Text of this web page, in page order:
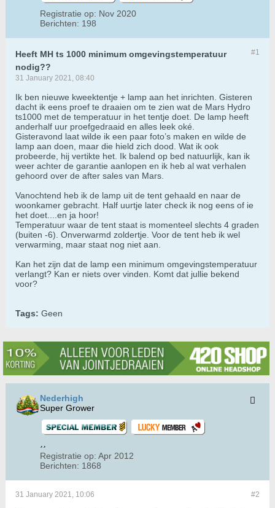
Registratie op: Nov 2020
Berichten: 198
#1
Heeft MH ts 1000 minimum omgevingstemperatuur
nodig??
31 January 2021, 08:40
Ik ben nieuwe kweektentje + lamp aan het inrichten. Gisteren
dacht ik eens proef te draaien om te zien wat de Mars Hydro
ts1000 met de temperatuur in het tentje doet. De lamp heeft
anderhalf uur proefgedraaid en alles leek oké.
Gisteravond laat wilde ik een paar foto’s maken en wilde de
lamp aan doen, maar die hield zich dood. Wat ik ook
probeerde, hij vertikte het. Ik balend op bed natuurlijk, kan ik
weer achter de garantie aanlopen en ik heb al wat verhalen
gehoord over de after sales van Mars.
Vanochtend heb ik de lamp uit de tent gehaald en naar de
woonkamer gebracht. Half uurtje later check ik nog eens of ie
het doet....en ja hoor!
Temperatuur waar de tent staat is momenteel slechts 4 graden
(buiten -6). Onverwarmd zoldertje. Voor de tent heb ik wel
verwarming, maar staat nog niet aan.
Kan het zijn dat de lamp een minimum omgevingstemperatuur
verlangt? Kan er niets over vinden. Komt dat jullie bekend
voor?
Tags: Geen
Nederhigh
Super Grower
Registratie op: Apr 2012
Berichten: 1868
#2
31 January 2021, 10:06